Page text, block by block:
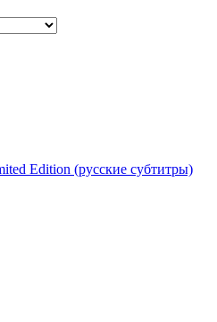
Edition (русские субтитры)